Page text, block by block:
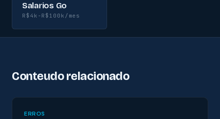
Salarios Go
R$4k-R$100k/mes
Conteudo relacionado
ERROS